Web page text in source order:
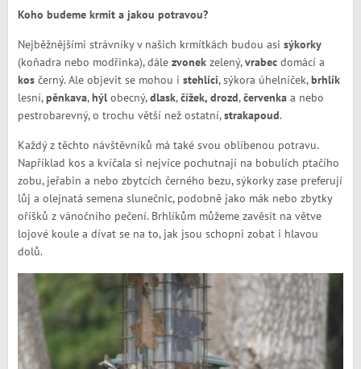
Koho budeme krmit a jakou potravou?
Nejběžnějšími strávníky v našich krmítkách budou asi sýkorky
(koňadra nebo modřinka), dále zvonekzelený,vrabecdomácí a
kosčerný. Ale objevit se mohou i stehlíci, sýkora úhelníček,brhlík
lesní,pěnkava,hýlobecný,dlask,čížek, drozd,červenkaa nebo
pestrobarevný, o trochu větší než ostatní,strakapoud.
Každý z těchto návštěvníků má také svou oblíbenou potravu.
Například kos a kvíčala si nejvíce pochutnají na bobulích ptačího
zobu, jeřabin a nebo zbytcích černého bezu, sýkorky zase preferují
lůj a olejnatá semena slunečnic, podobně jako mák nebo zbytky
oříšků z vánočního pečení. Brhlíkům můžeme zavěsit na větve
lojové koule a dívat se na to, jak jsou schopni zobat i hlavou
dolů.